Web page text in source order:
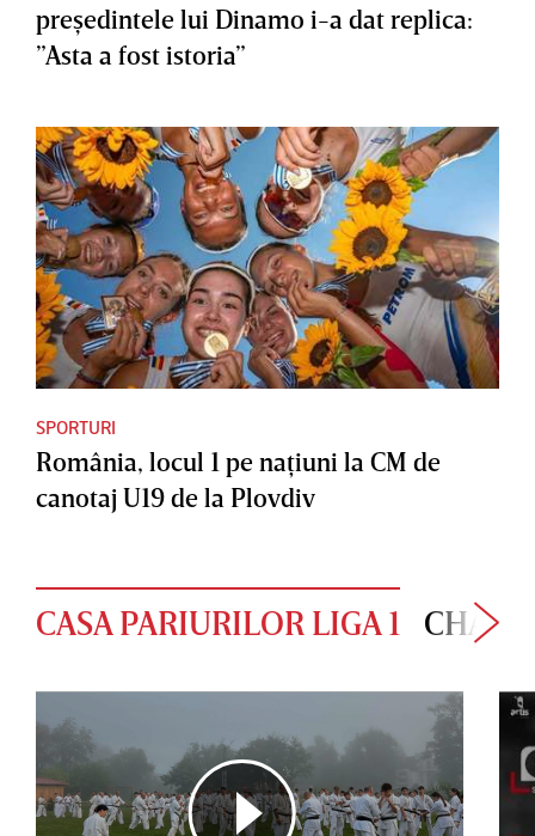
preşedintele lui Dinamo i-a dat replica:
”Asta a fost istoria”
SPORTURI
România, locul 1 pe naţiuni la CM de
canotaj U19 de la Plovdiv
CASA PARIURILOR LIGA 1